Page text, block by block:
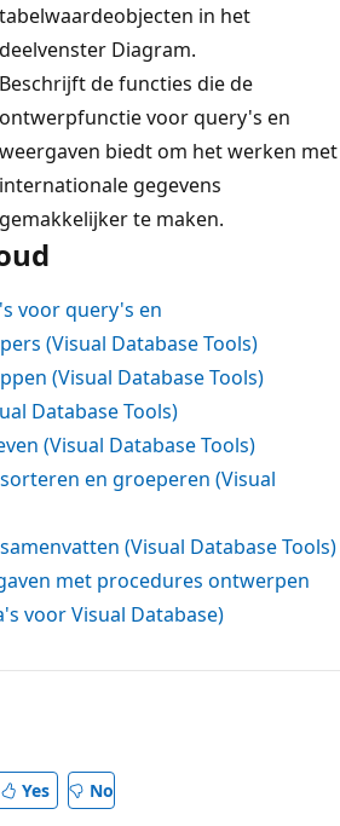
tabelwaardeobjecten in het
deelvenster Diagram.
Beschrijft de functies die de
ontwerpfunctie voor query's en
weergaven biedt om het werken met
internationale gegevens
gemakkelijker te maken.
voor query's en
(Visual Database Tools)
(Visual Database Tools)
Database Tools)
(Visual Database Tools)
en groeperen (Visual
(Visual Database Tools)
met procedures ontwerpen
voor Visual Database)
Yes No